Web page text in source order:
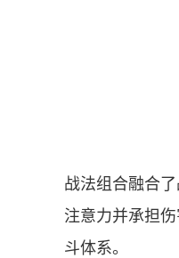
战法组合融合
注意力并承担
斗体系。